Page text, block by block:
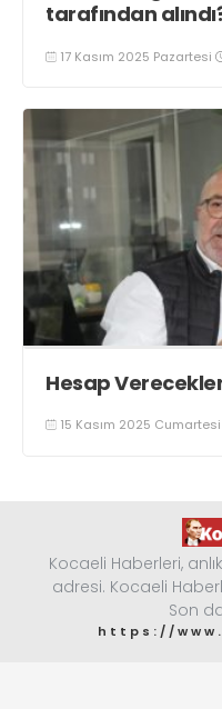
tarafından
17 Kasım 2025 Pazartesi
Hesap
15 Kasım 2025 Cumartesi
Kocaeli Haberleri,
adresi. Kocaeli
Son
https://